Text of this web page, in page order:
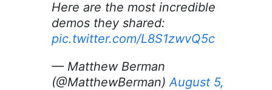
Here are the most incredible
demos they shared:
pic.twitter.com/L8S1zwvQ5c
— Matthew Berman
(@MatthewBerman) August 5,